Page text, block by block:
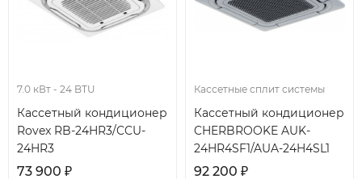
7.0 кВт - 24 BTU
Кассетный кондиционер
Rovex RB-24HR3/CCU-
24HR3
73 900 ₽
Кассетные сплит системы
Кассетный кондиционер
CHERBROOKE AUK-
24HR4SF1/AUA-24H4SL1
92 200 ₽